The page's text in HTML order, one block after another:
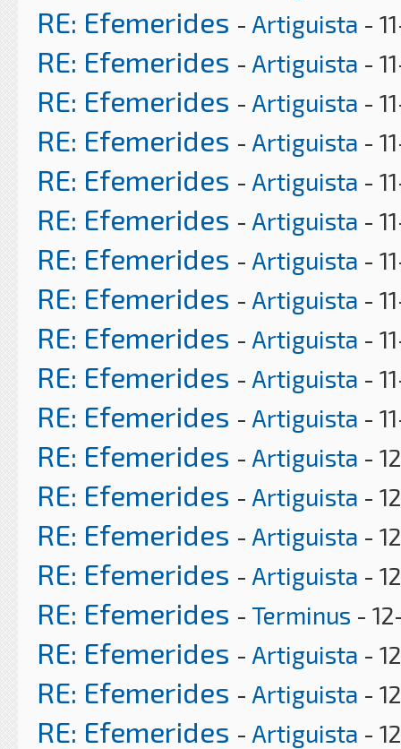
RE: Efemerides - Artiguista -
RE: Efemerides - Artiguista -
RE: Efemerides - Artiguista -
RE: Efemerides - Artiguista -
RE: Efemerides - Artiguista -
RE: Efemerides - Artiguista -
RE: Efemerides - Artiguista -
RE: Efemerides - Artiguista -
RE: Efemerides - Artiguista -
RE: Efemerides - Artiguista -
RE: Efemerides - Artiguista -
RE: Efemerides - Artiguista -
RE: Efemerides - Artiguista -
RE: Efemerides - Artiguista -
RE: Efemerides - Artiguista -
RE: Efemerides - Terminus -
RE: Efemerides - Artiguista -
RE: Efemerides - Artiguista -
RE: Efemerides - Artiguista -